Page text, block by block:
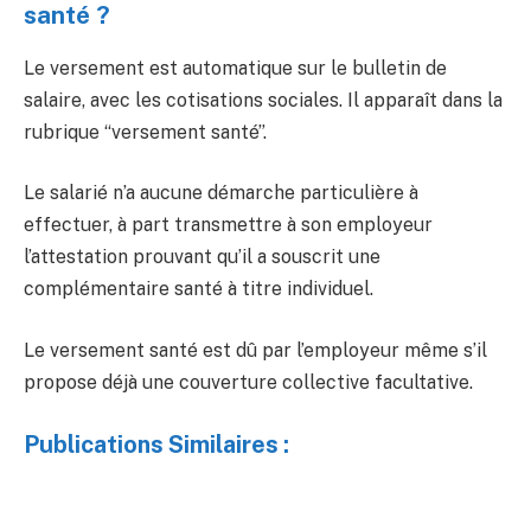
santé ?
Le versement est automatique sur le bulletin de
salaire, avec les cotisations sociales. Il apparaît dans la
rubrique “versement santé”.
Le salarié n’a aucune démarche particulière à
effectuer, à part transmettre à son employeur
l’attestation prouvant qu’il a souscrit une
complémentaire santé à titre individuel.
Le versement santé est dû par l’employeur même s’il
propose déjà une couverture collective facultative.
Publications Similaires :